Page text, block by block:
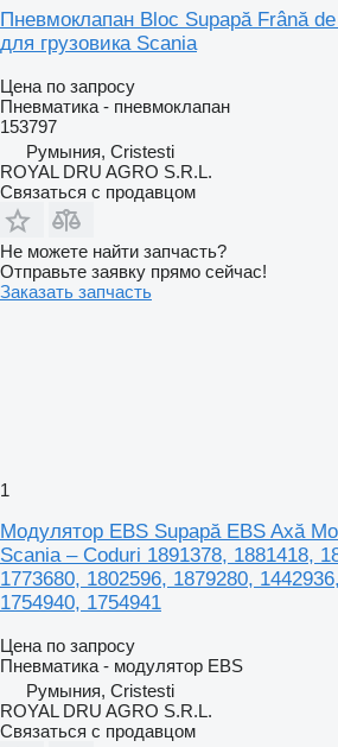
Пневмоклапан Bloc Supapă Frână
для грузовика Scania
Цена по запросу
Пневматика - пневмоклапан
153797
Румыния, Cristesti
ROYAL DRU AGRO S.R.L.
Связаться с продавцом
Не можете найти запчасть?
Отправьте заявку прямо сейчас!
Заказать запчасть
1
Модулятор EBS Supapă EBS Axă
Scania – Coduri 1891378, 1881418,
1773680, 1802596, 1879280,
1754940, 1754941
Цена по запросу
Пневматика - модулятор EBS
Румыния, Cristesti
ROYAL DRU AGRO S.R.L.
Связаться с продавцом